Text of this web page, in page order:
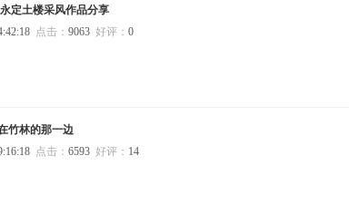
定土楼采风作品分享
点击： 9063 好评： 0
竹林的那一边
点击： 6593 好评： 14